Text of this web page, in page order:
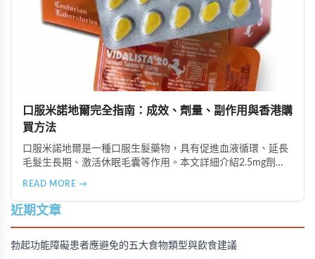
口服米諾地爾完全指南：成效、劑量、副作用與香港購
買方法
口服米諾地爾是一種口服生髮藥物，具有促進血液循環、延長
毛髮生長期、激活休眠毛囊等作用。本文詳細介紹2.5mg劑量
購買方法，並提供真實用戶經驗分享。
READ MORE →
近期文章
勃起功能障礙患者應避免的五大食物類型與飲食建議